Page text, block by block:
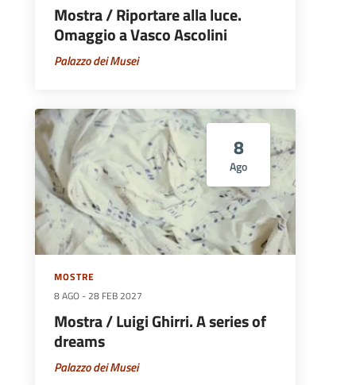
Mostra / Riportare alla luce.
Omaggio a Vasco Ascolini
Palazzo dei Musei
8
Ago
MOSTRE
8 AGO -28 FEB 2027
Mostra / Luigi Ghirri. A series of
dreams
Palazzo dei Musei